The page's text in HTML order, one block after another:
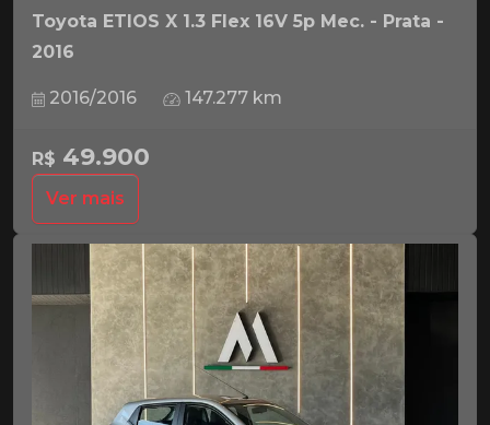
Toyota ETIOS X 1.3 Flex 16V 5p Mec. - Prata -
2016
2016/2016 147.277 km
R$ 49.900
Ver mais